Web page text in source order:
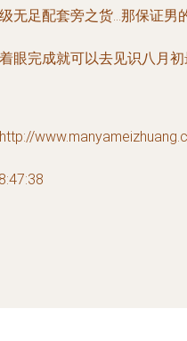
无足配套旁之货...那保证男
眼完成就可以去见识八月初